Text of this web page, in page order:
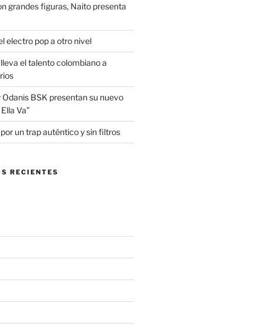
grandes figuras, Naito presenta
electro pop a otro nivel
el talento colombiano a
BSK presentan su nuevo
Va”
un trap auténtico y sin filtros
RECIENTES